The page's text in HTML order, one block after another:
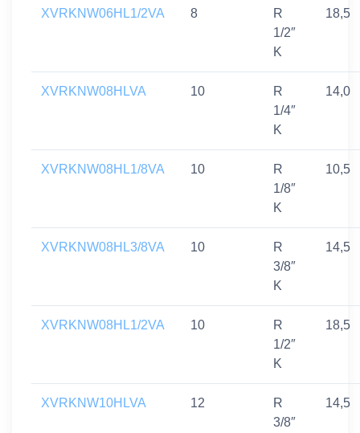
XVRKNW06HL1/2VA 8
R
1/2″
K
18,5
XVRKNW08HLVA 10
R
1/4″
K
14,0
XVRKNW08HL1/8VA 10
R
1/8″
K
10,5
XVRKNW08HL3/8VA 10
R
3/8″
K
14,5
XVRKNW08HL1/2VA 10
R
1/2″
K
18,5
XVRKNW10HLVA 12
R
3/8″
14,5